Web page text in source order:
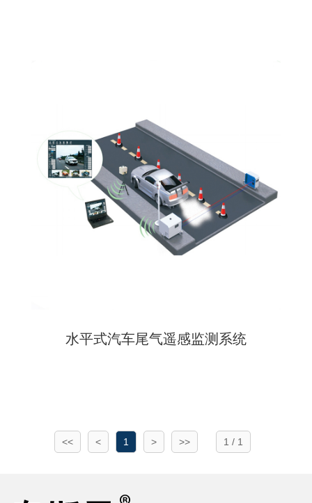
水平式汽车尾气遥感监测系统
1 / 1
<< < 1 > >>